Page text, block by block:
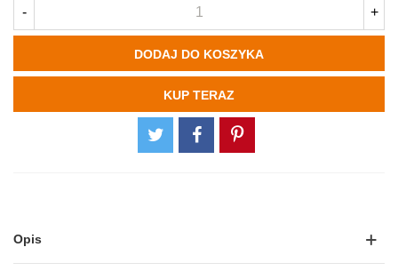
- +
DODAJ DO KOSZYKA
KUP TERAZ
Opis